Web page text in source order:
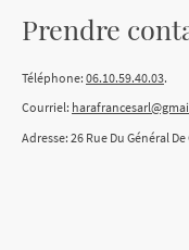
Prendre
Téléphone: 06.10.59.40.03.
Courriel:
Adresse: 26 Rue Du Général De